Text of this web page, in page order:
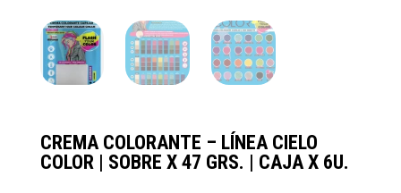
CREMA COLORANTE – LÍNEA CIELO
COLOR | SOBRE X 47 GRS. | CAJA X 6U.